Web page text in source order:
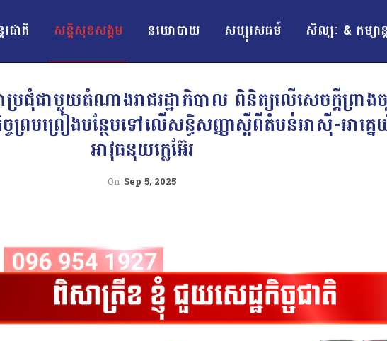
រជាតិ សន្តិសុខសង្គម នយោបាយ សប្បុរសធម៍ សិល្បៈ & កម្សាន្ត
រជុំជាមួយតំណាងរាជរដ្ឋាភិបាល ពិនិត្យលើសេចក្តីព្រាងច្
រមព្រៀងបន្ថែមទៅលើសន្ធិសញ្ញាស្តីពីតំបន់អាស៊ី-អាគ្នេ
អាវុធនុយក្លេអ៊ែរ
On Sep 5, 2025